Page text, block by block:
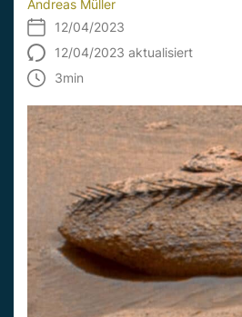
Andreas Müller
12/04/2023
12/04/2023 aktualisiert
3min